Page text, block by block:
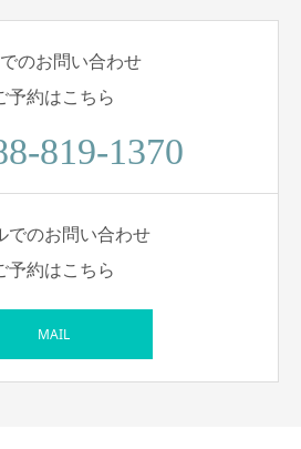
のお問い合わせ
予約はこちら
819-1370
でのお問い合わせ
予約はこちら
MAIL